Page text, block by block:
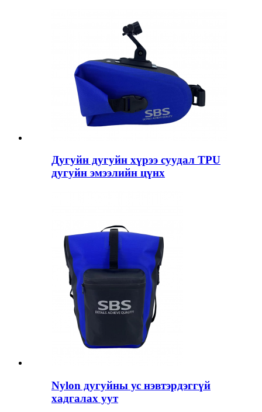
Дугуйн дугуйн хүрээ суудал TPU
дугуйн эмээлийн цүнх
Nylon дугуйны ус нэвтэрдэггүй
хадгалах уут